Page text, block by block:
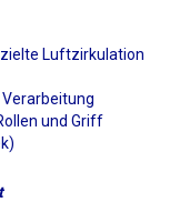
Luftzirkulation
und Griff